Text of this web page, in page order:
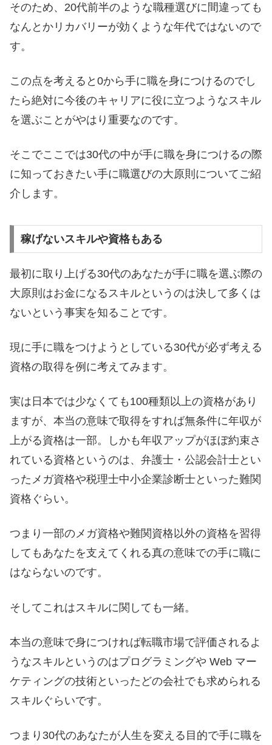
そのため、20代前半のような職種選びに間違っても
なんとかリカバリーが効くような年代ではないので
す。
この点を考えると0から手に職を身につけるのでし
たら絶対に今後のキャリアに役に立つようなスキル
を選ぶことがやはり重要なのです。
そこでここでは30代の中が手に職を身につけるの際
に知っておきたい手に職選びの大原則についてご紹
介します。
稼げないスキルや資格もある
最初に取り上げる30代のあなたが手に職を選ぶ際の
大原則はお金になるスキルというのは決して多くは
ないという事実を知ることです。
現に手に職をつけようとしている30代が必ず考える
資格の取得を例に考えてみます。
実は日本では少なくても100種類以上の資格があり
ますが、本当の意味で取得をすれば無条件に年収が
上がる資格は一部。しかも年収アップがほぼ約束さ
れている資格というのは、弁護士・公認会計士とい
ったメガ資格や税理士中小企業診断士といった難関
資格ぐらい。
つまり一部のメガ資格や難関資格以外の資格を習得
してもあなたを支えてくれる真の意味での手に職に
はならないのです。
そしてこれはスキルに関しても一緒。
本当の意味で身につければ転職市場で評価されるよ
うなスキルというのはプログラミングや Web マー
ケティングの技術といったどの会社でも求められる
スキルぐらいです。
つまり30代のあなたが人生を変える目的で手に職を